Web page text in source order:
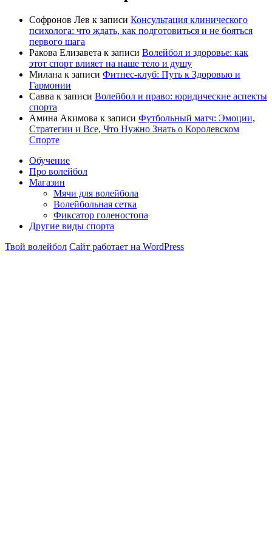
Софронов Лев к записи Консультация клинического
психолога: что ждать, как подготовиться и не бояться
первого шага
Ракова Елизавета к записи Волейбол и здоровье: как
этот спорт влияет на наше тело и душу
Милана к записи Фитнес-клуб: Путь к Здоровью и
Гармонии
Савва к записи Волейбол и право: юридические аспекты
спорта
Амина Акимова к записи Футбольный матч: Эмоции,
Стратегии и Все, Что Нужно Знать о Королевском
Спорте
Обучение
Про волейбол
Магазин
Мячи для волейбола
Волейбольная сетка
Фиксатор голеностопа
Другие виды спорта
Твой волейбол Сайт работает на WordPress